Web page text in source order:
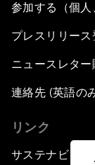
参加する（個人
プレスリリース
ニュースレター
連絡先 (英語の
リンク
サステナビリテ